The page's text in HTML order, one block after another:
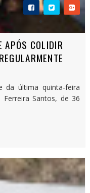
APÓS COLIDIR
da última quinta-feira
Santos, de 36